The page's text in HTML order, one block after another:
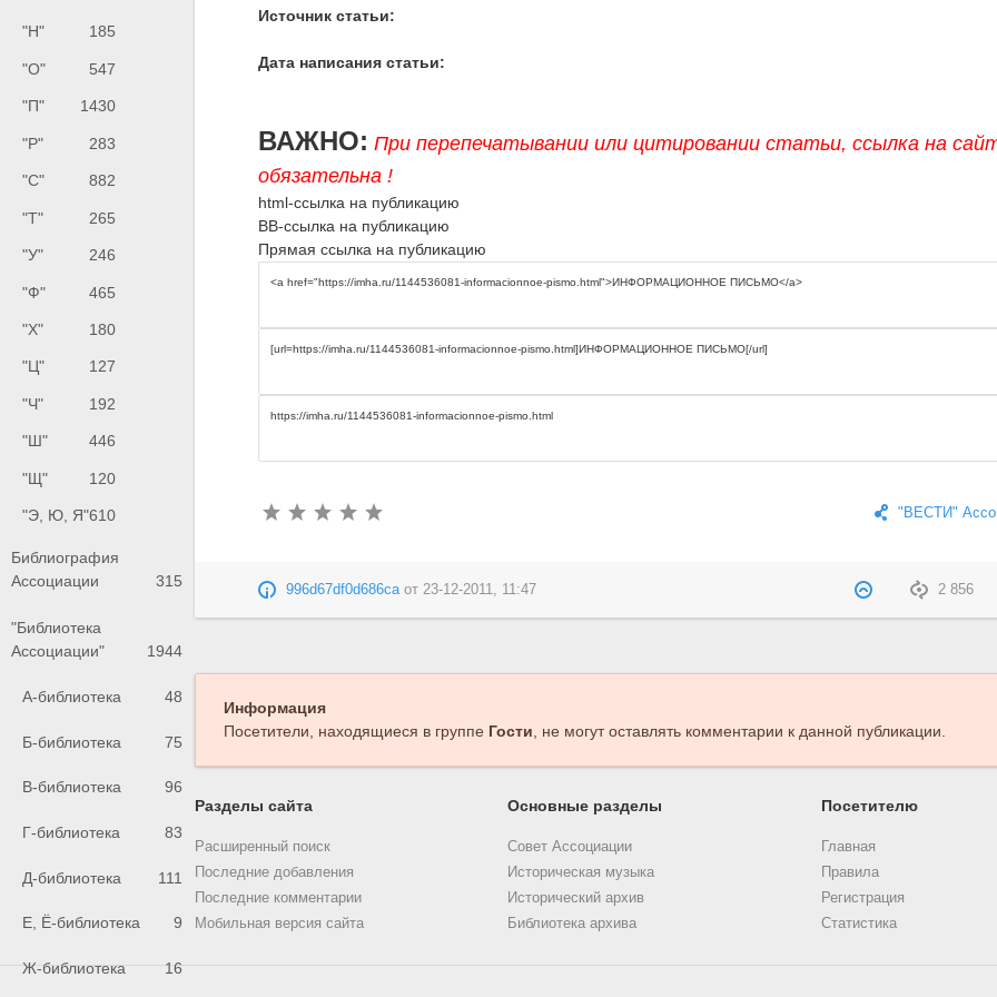
"Н" 185
"О" 547
"П" 1430
"Р" 283
"С" 882
"Т" 265
"У" 246
"Ф" 465
"Х" 180
"Ц" 127
"Ч" 192
"Ш" 446
"Щ" 120
"Э, Ю, Я"610
Библиография
Ассоциации
315
"Библиотека
Ассоциации"
1944
А-библиотека 48
Б-библиотека 75
В-библиотека 96
Г-библиотека 83
Д-библиотека 111
Е, Ё-библиотека 9
Ж-библиотека 16
Источник статьи:
Дата написания статьи:
ВАЖНО: При перепечатывании или цитировании статьи, ссылка на
обязательна !
html-ссылка на публикацию
BB-ссылка на публикацию
Прямая ссылка на публикацию
"ВЕСТИ"
2 856
996d67df0d686caот23-12-2011, 11:47
Информация
Посетители, находящиеся в группе Гости, не могут оставлять комментарии к данной публикации.
Разделы сайта
Расширенный поиск
Последние добавления
Последние комментарии
Мобильная версия сайта
Основные разделы
Совет Ассоциации
Историческая музыка
Исторический архив
Библиотека архива
Посетителю
Главная
Правила
Регистрация
Статистика